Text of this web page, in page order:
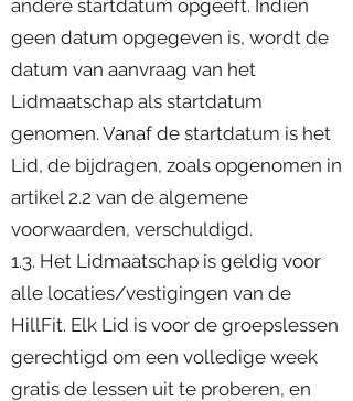
andere startdatum opgeeft. Indien
geen datum opgegeven is, wordt de
datum van aanvraag van het
Lidmaatschap als startdatum
genomen. Vanaf de startdatum is het
Lid, de bijdragen, zoals opgenomen in
artikel 2.2 van de algemene
voorwaarden, verschuldigd.
1.3. Het Lidmaatschap is geldig voor
alle locaties/vestigingen van de
HillFit. Elk Lid is voor de groepslessen
gerechtigd om een volledige week
gratis de lessen uit te proberen, en